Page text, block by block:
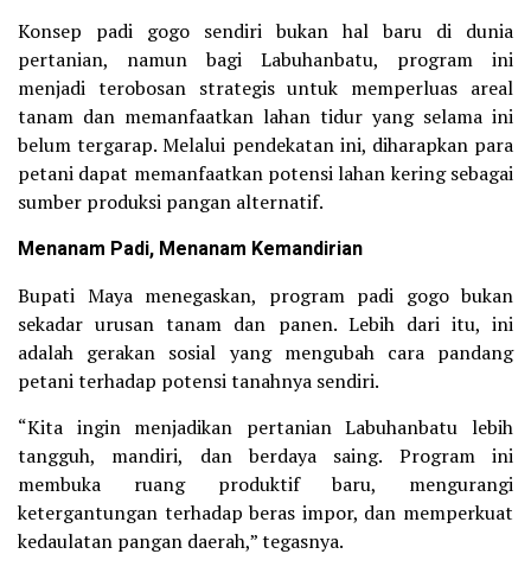
Konsep padi gogo sendiri bukan hal baru di dunia
pertanian, namun bagi Labuhanbatu, program ini
menjadi terobosan strategis untuk memperluas areal
tanam dan memanfaatkan lahan tidur yang selama ini
belum tergarap. Melalui pendekatan ini, diharapkan para
petani dapat memanfaatkan potensi lahan kering sebagai
sumber produksi pangan alternatif.
Menanam Padi, Menanam Kemandirian
Bupati Maya menegaskan, program padi gogo bukan
sekadar urusan tanam dan panen. Lebih dari itu, ini
adalah gerakan sosial yang mengubah cara pandang
petani terhadap potensi tanahnya sendiri.
“Kita ingin menjadikan pertanian Labuhanbatu lebih
tangguh, mandiri, dan berdaya saing. Program ini
membuka ruang produktif baru, mengurangi
ketergantungan terhadap beras impor, dan memperkuat
kedaulatan pangan daerah,” tegasnya.